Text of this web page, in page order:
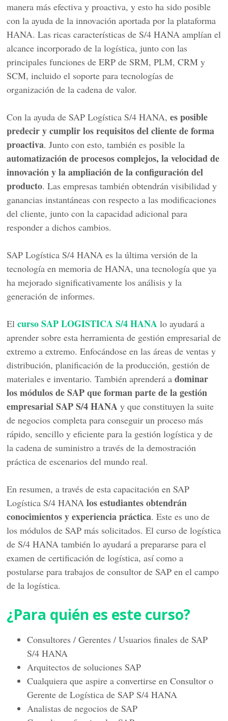
manera más efectiva y proactiva, y esto ha sido posible
con la ayuda de la innovación aportada por la plataforma
HANA. Las ricas características de S/4 HANA amplían el
alcance incorporado de la logística, junto con las
principales funciones de ERP de SRM, PLM, CRM y
SCM, incluido el soporte para tecnologías de
organización de la cadena de valor.
Con la ayuda de SAP Logística S/4 HANA,es posible
predecir y cumplir los requisitos del cliente de forma
proactiva. Junto con esto, también es posible la
automatización de procesos complejos, la velocidad de
innovación y la ampliación de la configuración del
producto. Las empresas también obtendrán visibilidad y
ganancias instantáneas con respecto a las modificaciones
del cliente, junto con la capacidad adicional para
responder a dichos cambios.
SAP Logística S/4 HANA es la última versión de la
tecnología en memoria de HANA, una tecnología que ya
ha mejorado significativamente los análisis y la
generación de informes.
Elcurso SAP LOGISTICA S/4 HANA lo ayudará a
aprender sobre esta herramienta de gestión empresarial de
extremo a extremo. Enfocándose en las áreas de ventas y
distribución, planificación de la producción, gestión de
materiales e inventario. También aprenderá adominar
los módulos de SAP que forman parte de la gestión
empresarial SAP S/4 HANA y que constituyen la suite
de negocios completa para conseguir un proceso más
rápido, sencillo y eficiente para la gestión logística y de
la cadena de suministro a través de la demostración
práctica de escenarios del mundo real.
En resumen, a través de esta capacitación en SAP
Logística S/4 HANAlos estudiantes obtendrán
conocimientos y experiencia práctica. Este es uno de
los módulos de SAP más solicitados. El curso de logística
de S/4 HANA también lo ayudará a prepararse para el
examen de certificación de logística, así como a
postularse para trabajos de consultor de SAP en el campo
de la logística.
¿Para quién es este curso?
Consultores / Gerentes / Usuarios finales de SAP
S/4 HANA
Arquitectos de soluciones SAP
Cualquiera que aspire a convertirse en Consultor o
Gerente de Logística de SAP S/4 HANA
Analistas de negocios de SAP